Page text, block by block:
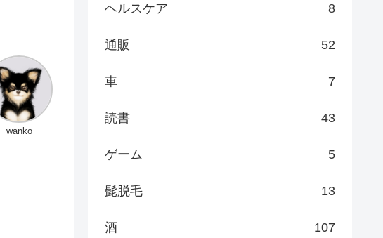
wanko
ヘルスケア 8
通販 52
車 7
読書 43
ゲーム 5
髭脱毛 13
酒 107